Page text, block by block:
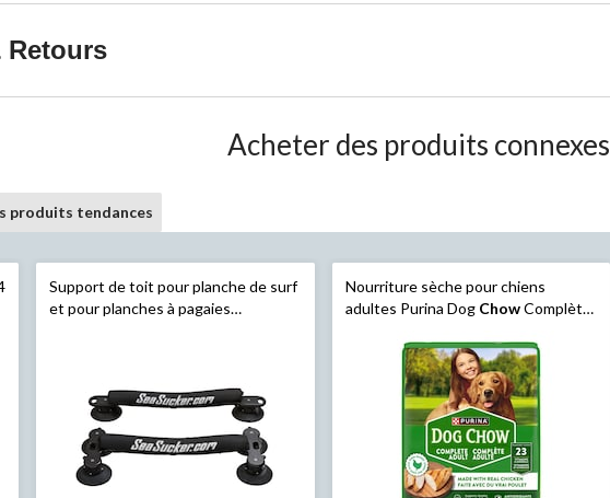
Retours
Acheter des produits connexes
produits tendances
Support de toit pour planche de surf
et pour planches à pagaies
Nourriture sèche pour chiens
adultes Purina Dog ChowComplète,
en antioxydants, 14 kg